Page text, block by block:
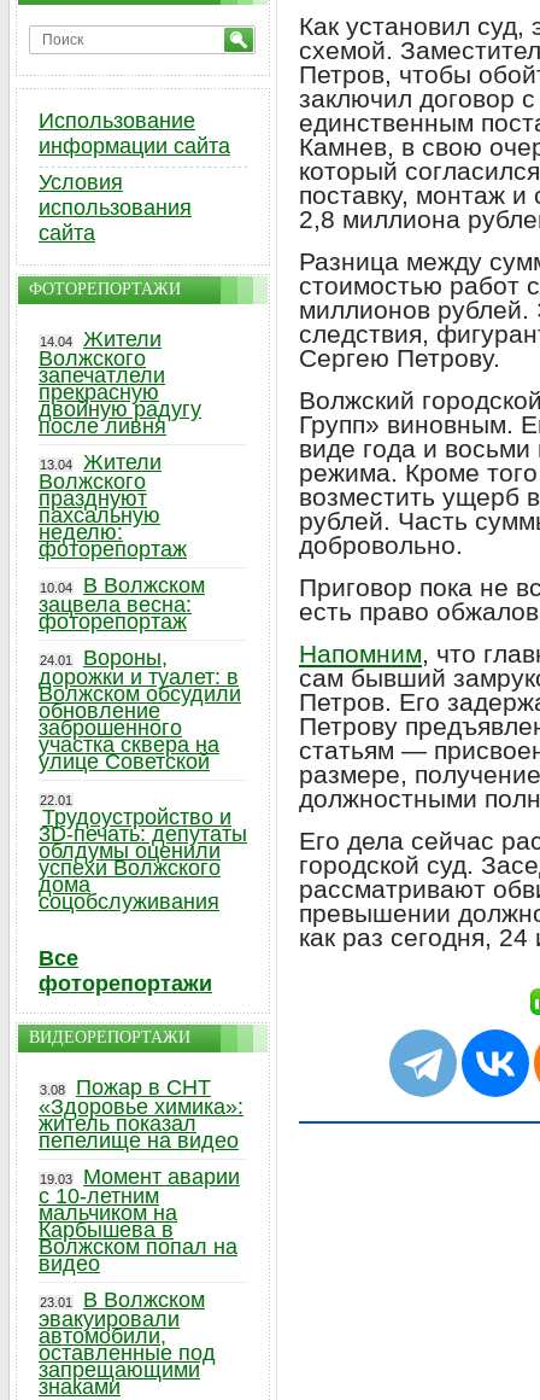
Как установил суд,
схемой.
Петров, чтобы
заключил договор
единственным
Камнев, в свою
который
поставку, монтаж
2,8 миллиона
Разница между
стоимостью работ
миллионов рублей.
следствия,
Сергею Петрову.
Волжский
Групп» виновным.
виде года и
режима. Кроме
возместить ущерб
рублей. Часть
добровольно.
Приговор пока не
есть право
Напомним, что
сам бывший
Петров. Его
Петрову
статьям —
размере,
должностными
Его дела сейчас
городской суд.
рассматривают
превышении
как раз сегодня,
Использование
информации сайта
Условия
использования
сайта
ФОТОРЕПОРТАЖИ
14.04
Жители
Волжского
запечатлели
прекрасную
двойную радугу
после ливня
13.04
Жители
Волжского
празднуют
пахсальную
неделю:
фоторепортаж
10.04
В Волжском
зацвела весна:
фоторепортаж
24.01
Вороны,
дорожки и туалет: в
Волжском обсудили
обновление
заброшенного
участка сквера на
улице Советской
22.01
Трудоустройство и
3D-печать: депутаты
облдумы оценили
успехи Волжского
дома
соцобслуживания
Все
фоторепортажи
ВИДЕОРЕПОРТАЖИ
3.08
Пожар в СНТ
«Здоровье химика»:
житель показал
пепелище на видео
19.03
Момент аварии
с 10-летним
мальчиком на
Карбышева в
Волжском попал на
видео
23.01
В Волжском
эвакуировали
автомобили,
оставленные под
запрещающими
знаками